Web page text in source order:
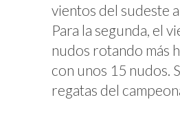
vientos del sudeste
Para la segunda, el
nudos rotando más
con unos 15 nudos.
regatas del